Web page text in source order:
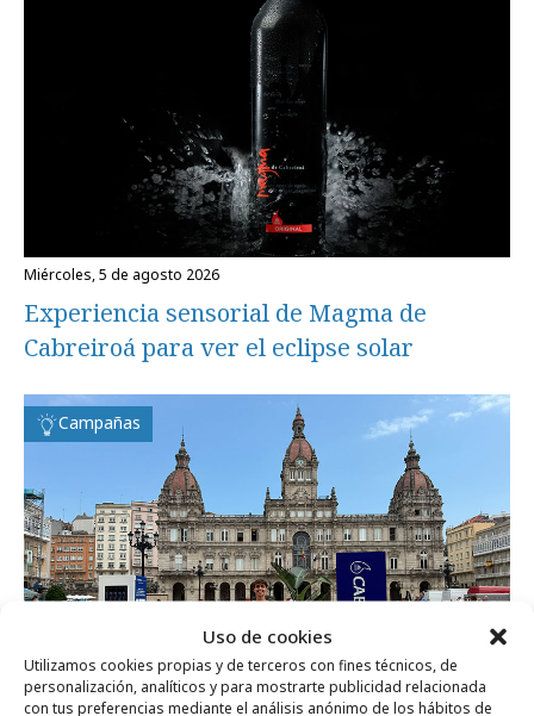
Uso de cookies
Utilizamos cookies propias y de terceros con fines técnicos, de
personalización, analíticos y para mostrarte publicidad relacionada
con tus preferencias mediante el análisis anónimo de los hábitos de
miércoles, 5 de agosto 2026
Experiencia sensorial de Magma de
Cabreiroá para ver el eclipse solar
Campañas